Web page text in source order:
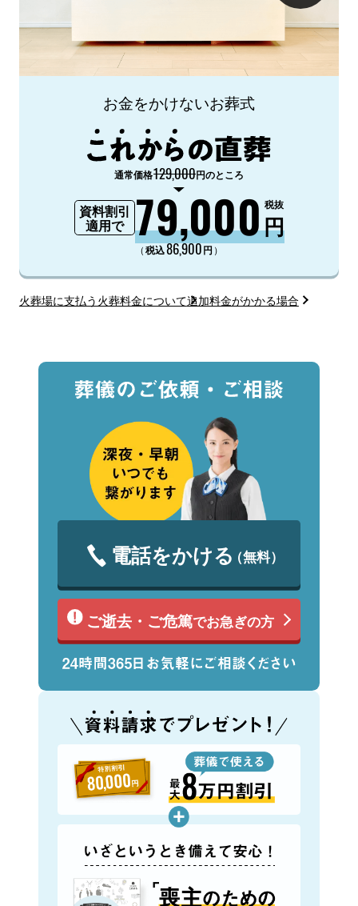
お金をかけないお葬式
通常価格129,000円のところ
資料割引
適用で
79,000円
税抜
（税込86,900円 ）
火葬場に支払う火葬料金について追加料金がかかる場合
電話をかける（無料）
ご逝去・ご危篤でお急ぎの方